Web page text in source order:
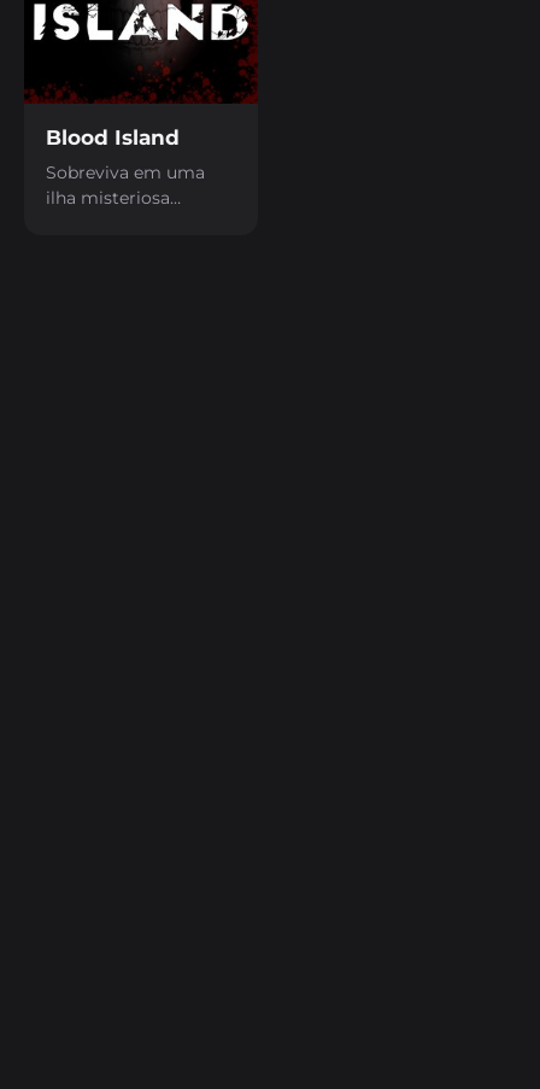
Blood Island
Sobreviva em uma
ilha misteriosa